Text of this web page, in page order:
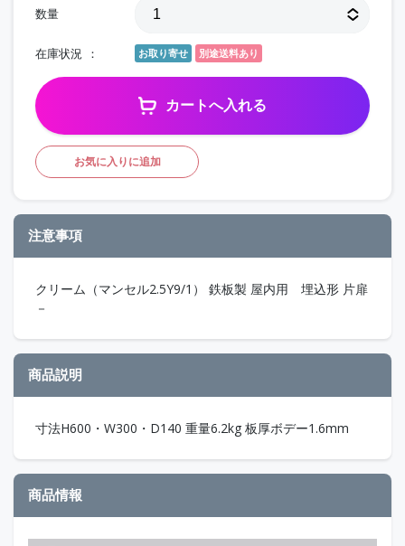
数量
在庫状況 お取り寄せ 別途送料あり
カートへ入れる
お気に入りに追加
注意事項
クリーム（マンセル2.5Y9/1） 鉄板製 屋内用 埋込形 片扉
－
商品説明
寸法H600・W300・D140 重量6.2kg 板厚ボデー1.6mm
商品情報